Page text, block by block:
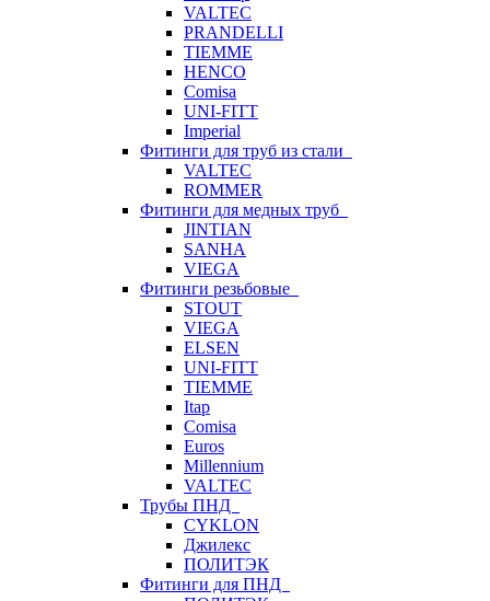
VALTEC
PRANDELLI
TIEMME
HENCO
Comisa
UNI-FITT
Imperial
Фитинги для труб из стали
VALTEC
ROMMER
Фитинги для медных труб
JINTIAN
SANHA
VIEGA
Фитинги резьбовые
STOUT
VIEGA
ELSEN
UNI-FITT
TIEMME
Itap
Comisa
Euros
Millennium
VALTEC
Трубы ПНД
CYKLON
Джилекс
ПОЛИТЭК
Фитинги для ПНД